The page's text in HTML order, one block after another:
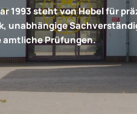
1993 steht von Hebel für
unabhängige
amtliche Prüfungen.